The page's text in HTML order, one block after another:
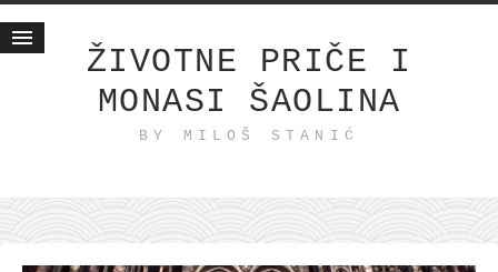
ŽIVOTNE PRIČE I
MONASI ŠAOLINA
BY MILOŠ STANIĆ
Životne priče
internet poslovanje
ishranom do zdravlja